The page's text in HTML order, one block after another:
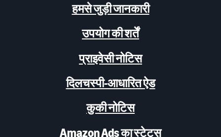
हमसे जुड़ी जानकारी
उपयोग की शर्तें
प्राइवेसी नोटिस
दिलचस्पी-आधारित ऐड
कुकी नोटिस
Amazon Ads का स्टेटस